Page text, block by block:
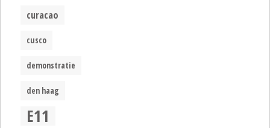
curacao
cusco
demonstratie
den haag
E11